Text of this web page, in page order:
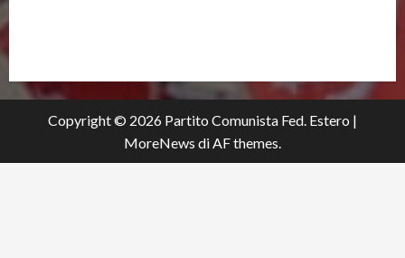
Copyright © 2026 Partito Comunista Fed. Estero |
MoreNews di AF themes.